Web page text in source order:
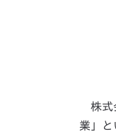
株式
業」と